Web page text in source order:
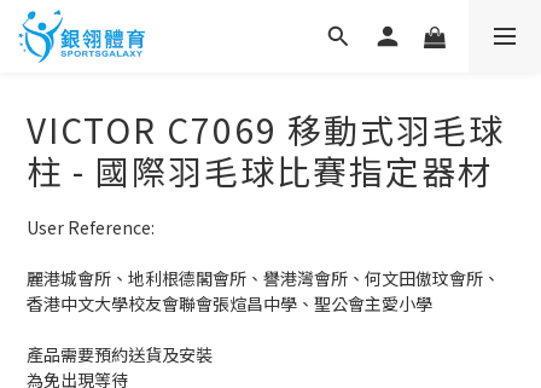
VICTOR C7069 移動式羽毛球
柱 - 國際羽毛球比賽指定器材
User Reference:
麗港城會所、地利根德閣會所、譽港灣會所、何文田傲玟會所、
香港中文大學校友會聯會張煊昌中學、聖公會主愛小學
產品需要預約送貨及安裝
為免出現等待